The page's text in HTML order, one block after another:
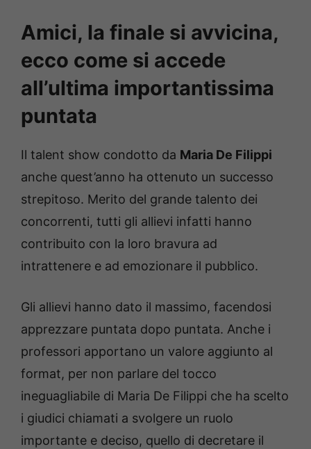
Amici, la finale si avvicina,
ecco come si accede
all’ultima importantissima
puntata
Il talent show condotto da Maria De Filippi
anche quest’anno ha ottenuto un successo
strepitoso. Merito del grande talento dei
concorrenti, tutti gli allievi infatti hanno
contribuito con la loro bravura ad
intrattenere e ad emozionare il pubblico.
Gli allievi hanno dato il massimo, facendosi
apprezzare puntata dopo puntata. Anche i
professori apportano un valore aggiunto al
format, per non parlare del tocco
ineguagliabile di Maria De Filippi che ha scelto
i giudici chiamati a svolgere un ruolo
importante e deciso, quello di decretare il